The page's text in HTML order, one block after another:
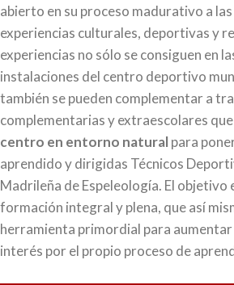
abierto en su proceso madurativo a
experiencias culturales, deportivas y
experiencias no sólo se consiguen en
instalaciones del centro deportivo
también se pueden complementar a
complementarias y extraescolares
centro en entorno naturalpara
aprendido y dirigidas Técnicos
Madrileña de Espeleología. El objetivo
formación integral y plena, que así
herramienta primordial para
interés por el propio proceso de